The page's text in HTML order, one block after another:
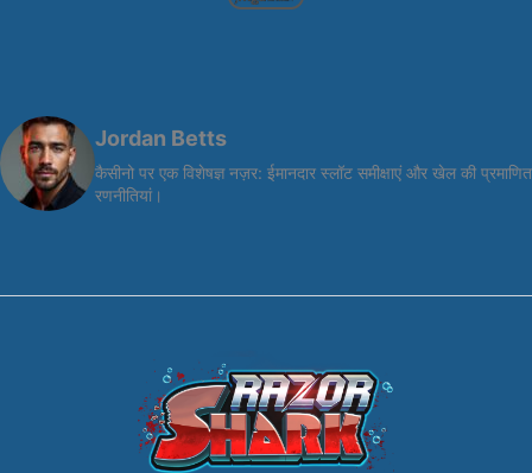
Jordan Betts
कैसीनो पर एक विशेषज्ञ नज़र: ईमानदार स्लॉट समीक्षाएं और खेल की प्रमाणित
रणनीतियां।